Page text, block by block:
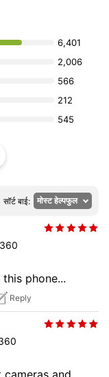
6,401
2,006
566
212
545
सॉर्ट बाई:
phone...
Reply
and